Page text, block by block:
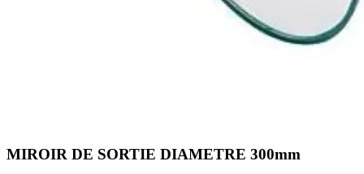
MIROIR DE SORTIE DIAMETRE 300mm